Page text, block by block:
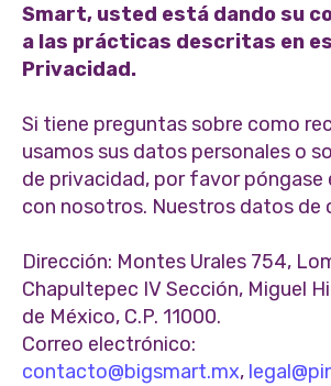
Smart, usted está dando su
a las prácticas descritas en
Privacidad.
Si tiene preguntas sobre como
usamos sus datos personales o
de privacidad, por favor
con nosotros. Nuestros datos de
Dirección: Montes Urales 754,
Chapultepec IV Sección, Miguel
de México, C.P. 11000.
Correo electrónico:
contacto@bigsmart.mx,